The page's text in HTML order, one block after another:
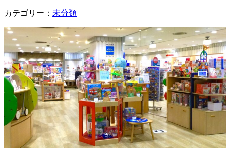
カテゴリー： 未分類